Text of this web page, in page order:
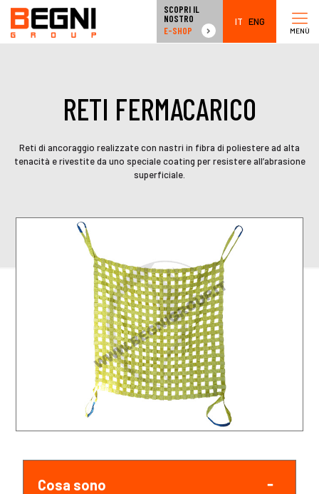
MENÙ
SCOPRI IL
NOSTRO
E-SHOP
IT ENG
RETI FERMACARICO
Reti di ancoraggio realizzate con nastri in fibra di poliestere ad alta
tenacità e rivestite da uno speciale coating per resistere all’abrasione
superficiale.
Cosa sono